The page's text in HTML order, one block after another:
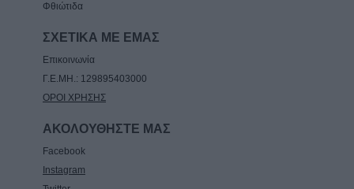
Φθιώτιδα
ΣΧΕΤΙΚΑ ΜΕ ΕΜΑΣ
Επικοινωνία
Γ.Ε.ΜΗ.: 129895403000
ΟΡΟΙ ΧΡΗΣΗΣ
ΑΚΟΛΟΥΘΗΣΤΕ ΜΑΣ
Facebook
Instagram